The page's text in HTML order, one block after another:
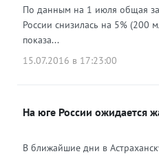
По данным на 1 июля общая
России снизилась на 5% (200
показа...
15.07.2016 в 17:23:00
На юге России ожидается
В ближайшие дни в